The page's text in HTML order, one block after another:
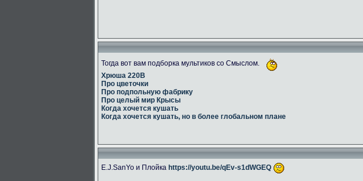
Тогда вот вам подборка мультиков со Смыслом.
Хрюша 220В
Про цветочки
Про подпольную фабрику
Про целый мир Крысы
Когда хочется кушать
Когда хочется кушать, но в более глобальном плане
E.J.SanYo и Плойка https://youtu.be/qEv-s1dWGEQ